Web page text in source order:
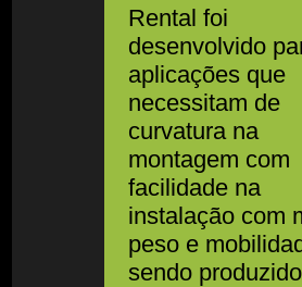
Rental foi
desenvolvido
aplicações que
necessitam de
curvatura na
montagem com
facilidade na
instalação com
peso e
sendo